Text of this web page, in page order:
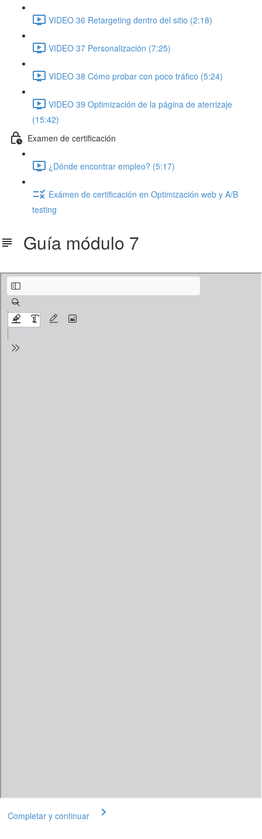
VIDEO 36 Retargeting dentro del sitio (2:18)
VIDEO 37 Personalización (7:25)
VIDEO 38 Cómo probar con poco tráfico (5:24)
VIDEO 39 Optimización de la página de aterrizaje
(15:42)
Examen de certificación
¿Dónde encontrar empleo? (5:17)
Exámen de certificación en Optimización web y A/B
testing
Guía módulo 7
Completar y continuar